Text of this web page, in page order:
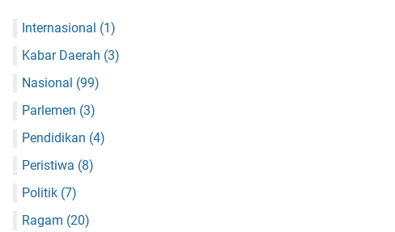
Internasional (1)
Kabar Daerah (3)
Nasional (99)
Parlemen (3)
Pendidikan (4)
Peristiwa (8)
Politik (7)
Ragam (20)